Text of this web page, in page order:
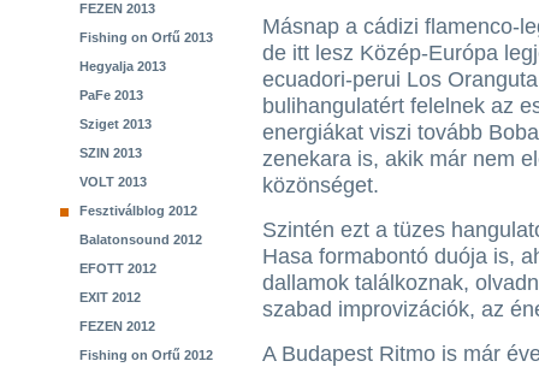
FEZEN 2013
Fishing on Orfű 2013
Hegyalja 2013
PaFe 2013
Sziget 2013
SZIN 2013
VOLT 2013
Fesztiválblog 2012
Balatonsound 2012
EFOTT 2012
EXIT 2012
FEZEN 2012
Fishing on Orfű 2012
Másnap a cádizi flamenco-
de itt lesz Közép-Európa
ecuadori-perui Los
bulihangulatért felelnek az
energiákat viszi tovább
zenekara is, akik már nem
közönséget.
Szintén ezt a tüzes
Hasa formabontó duója is,
dallamok találkoznak,
szabad improvizációk, az
A Budapest Ritmo is már